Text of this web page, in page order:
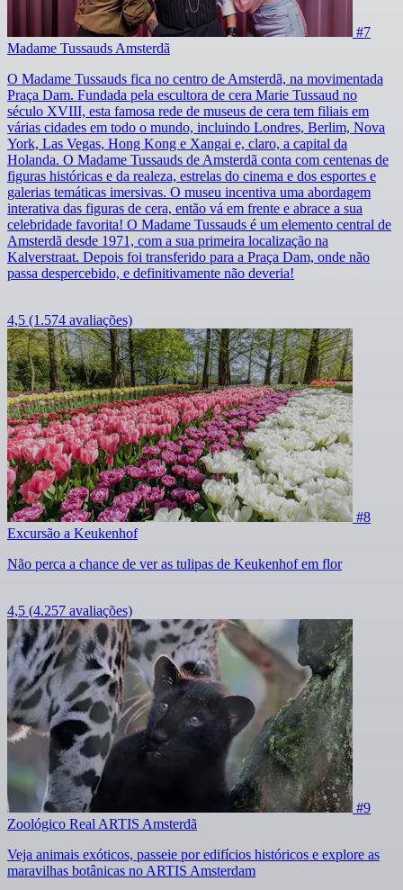
#7
Madame Tussauds Amsterdã
O Madame Tussauds fica no centro de Amsterdã, na movimentada
Praça Dam. Fundada pela escultora de cera Marie Tussaud no
século XVIII, esta famosa rede de museus de cera tem filiais em
várias cidades em todo o mundo, incluindo Londres, Berlim, Nova
York, Las Vegas, Hong Kong e Xangai e, claro, a capital da
Holanda. O Madame Tussauds de Amsterdã conta com centenas de
figuras históricas e da realeza, estrelas do cinema e dos esportes e
galerias temáticas imersivas. O museu incentiva uma abordagem
interativa das figuras de cera, então vá em frente e abrace a sua
celebridade favorita! O Madame Tussauds é um elemento central de
Amsterdã desde 1971, com a sua primeira localização na
Kalverstraat. Depois foi transferido para a Praça Dam, onde não
passa despercebido, e definitivamente não deveria!
4,5 (1.574 avaliações)
#8
Excursão a Keukenhof
Não perca a chance de ver as tulipas de Keukenhof em flor
4,5 (4.257 avaliações)
#9
Zoológico Real ARTIS Amsterdã
Veja animais exóticos, passeie por edifícios históricos e explore as
maravilhas botânicas no ARTIS Amsterdam